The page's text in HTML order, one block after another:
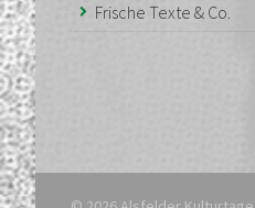
Frische Texte & Co.